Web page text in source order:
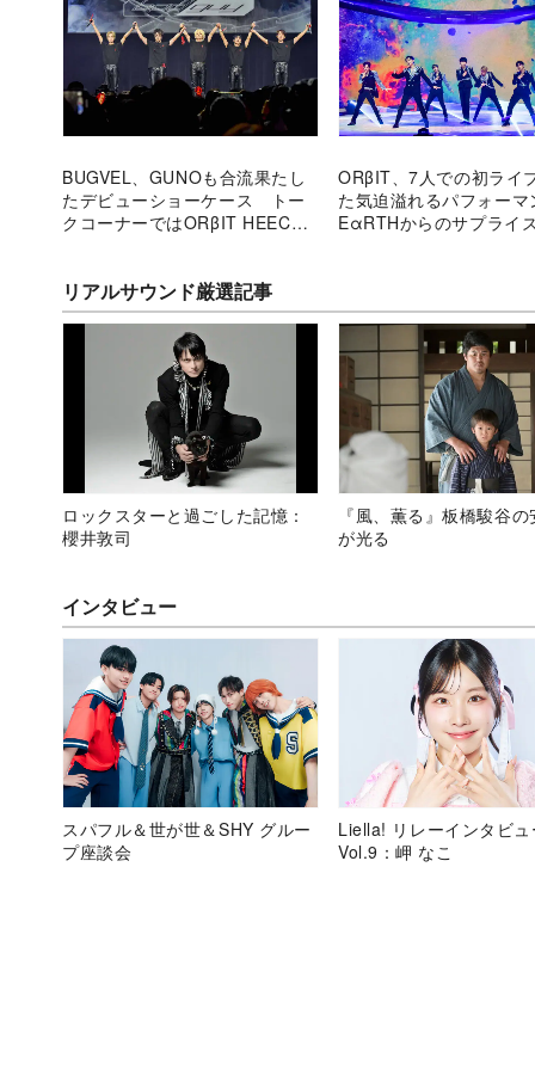
BUGVEL、GUNOも合流果たし
たデビューショーケース トー
クコーナーではORβIT HEECHO
ORβIT、7人での初ライ
た気迫溢れるパフォー
EαRTHからのサプライ
リアルサウンド厳選記事
ロックスターと過ごした記憶：
櫻井敦司
『風、薫る』板橋駿谷
が光る
インタビュー
スパフル＆世が世＆SHY グルー
プ座談会
Liella! リレーインタビ
Vol.9：岬 なこ